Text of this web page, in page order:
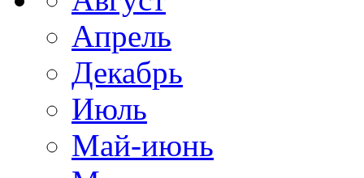
Апрель
Декабрь
Июль
Май-июнь